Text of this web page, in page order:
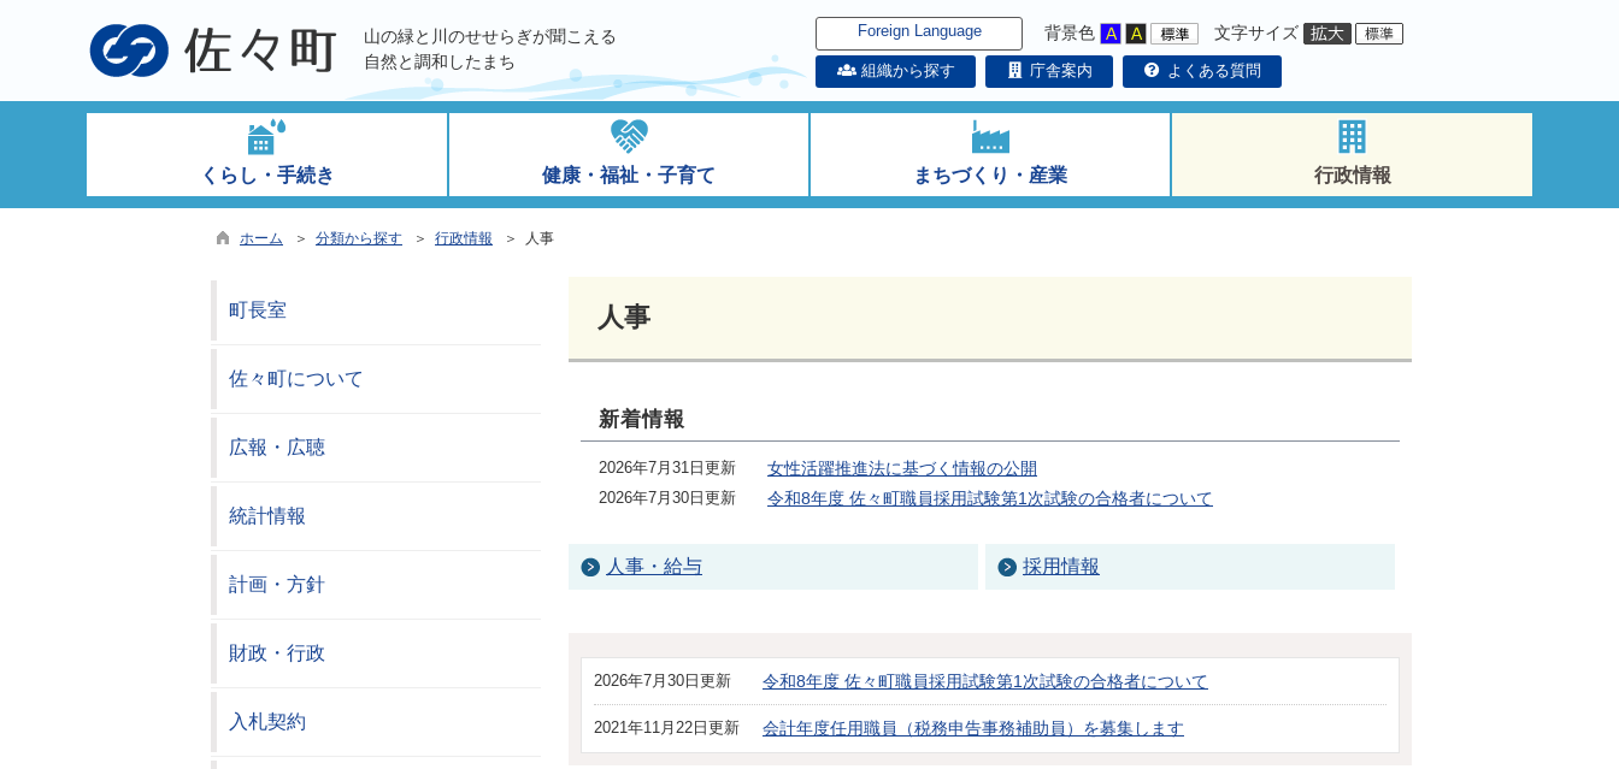
山の緑と川のせせらぎが聞こえる
自然と調和したまち
Foreign Language 背景色 文字サイズ
組織から探す 庁舎案内 よくある質問
くらし・手続き 健康・福祉・子育て まちづくり・産業 行政情報
ホーム ＞ 分類から探す ＞ 行政情報 ＞ 人事
人事
新着情報
2026年7月31日更新 女性活躍推進法に基づく情報の公開
2026年7月30日更新 令和8年度 佐々町職員採用試験第1次試験の合格者について
人事・給与 採用情報
2026年7月30日更新 令和8年度 佐々町職員採用試験第1次試験の合格者について
2021年11月22日更新 会計年度任用職員（税務申告事務補助員）を募集します
町長室
佐々町について
広報・広聴
統計情報
計画・方針
財政・行政
入札契約